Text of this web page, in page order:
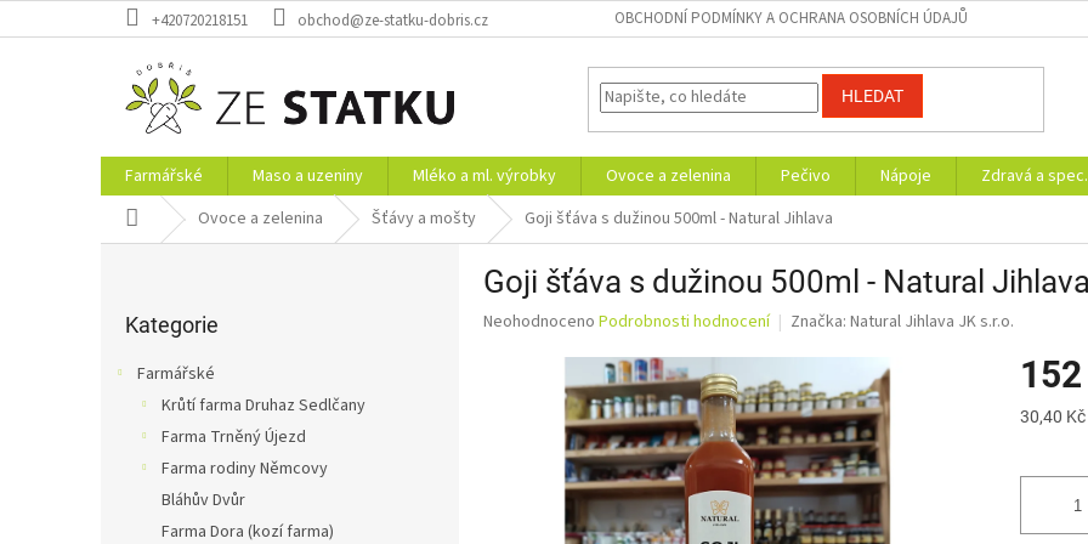
na
+420720218151 obchod@ze-statku-dobris.cz OBCHODNÍ PODMÍNKY A OCHRANA OSOBNÍCH ÚDAJŮ
HLEDAT
Farmářské Maso a uzeniny Mléko a ml. výrobky Ovoce a zelenina Pečivo Nápoje Zdravá a
Domů Ovoce a zelenina Šťávy a mošty Goji šťáva s dužinou 500ml - Natural Jihlava
kategorie
Kategorie
Farmářské
Krůtí farma Druhaz Sedlčany
Farma Trněný Újezd
Farma rodiny Němcovy
Bláhův Dvůr
Farma Dora (kozí farma)
Goji šťáva s dužinou 500ml - Natural Jihlava
Průměrné
Neohodnoceno Podrobnosti hodnocení Značka: Natural Jihlava JK s.r.o.
Měrná
30,40